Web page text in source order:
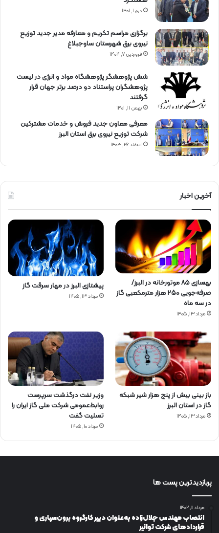
دی ۱, ۱۴۰۱
برگزاری مراسم تكریم و معارفه مدیر جدید توزیع
نیروی برق شهرستان ساوجبلاغ
فروردین ۷, ۱۴۰۴
شش پژوهشگر پژوهشگاه مواد و انرژی در لیست
پژوهشگران پراستناد دو درصد برتر جهان قرار
گرفتند
بهمن ۱۱, ۱۴۰۱
معرفی معاون جدید فروش و خدمات مشتركین
شركت توزیع نیروی برق استان البرز
اسفند ۲۶, ۱۴۰۳
آخرین اخبار
بهسازی ۸۵ موتورخانه در البرز/
صرفه‌جویی ۲۵۰ هزار مترمکعبی گاز
در سه ماه
مرداد ۱۳, ۱۴۰۵
پیشتازی البرز در مهار سرقت گاز
مرداد ۱۳, ۱۴۰۵
باز بینی بیش از پنج هزار شیر شبکه
گاز در استان البرز
مرداد ۱۳, ۱۴۰۵
وزیر نفت درگذشت سرپرست
روابط‌عمومی شرکت ملی گاز ایران را
تسلیت گفت
مرداد ۱۰, ۱۴۰۵
پربازدیدترین پست ها
مرداد ۱۱, ۱۴۰۲
انتصاب مهندس جلال‌زاده به‌عنوان دبیر كارگروه برون‌سپاری و
قراردادهای شركت توانیر